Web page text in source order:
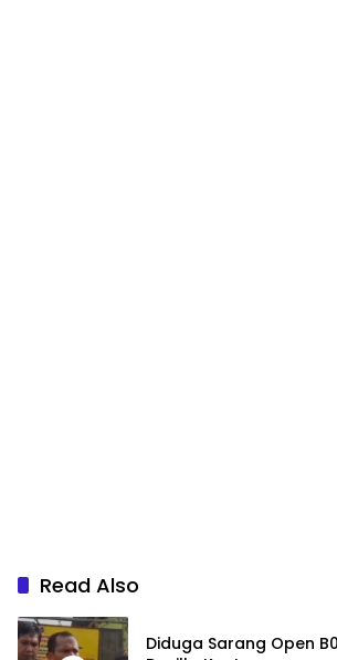
Read Also
Diduga Sarang Open